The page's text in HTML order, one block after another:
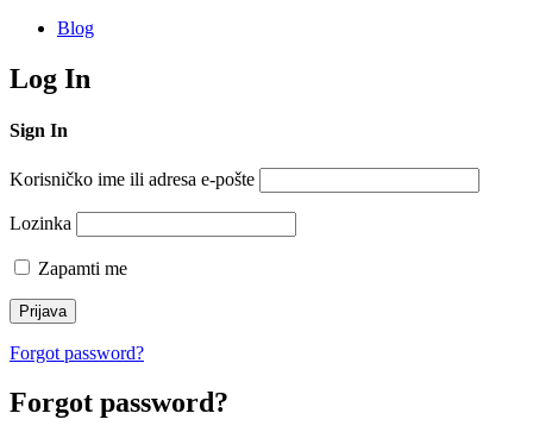
Blog
Log In
Sign In
Korisničko ime ili adresa e-pošte
Lozinka
Zapamti me
Forgot password?
Forgot password?